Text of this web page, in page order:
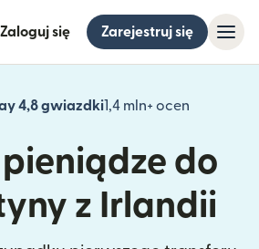
Zaloguj się Zarejestruj się
4,8 gwiazdki1,4 mln+ ocen
(otwiera
do
z Irlandii